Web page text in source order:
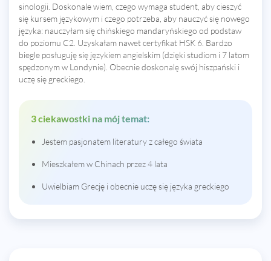
sinologii. Doskonale wiem, czego wymaga student, aby cieszyć
się kursem językowym i czego potrzeba, aby nauczyć się nowego
języka: nauczyłam się chińskiego mandaryńskiego od podstaw
do poziomu C2. Uzyskałam nawet certyfikat HSK 6. Bardzo
biegle posługuję się językiem angielskim (dzięki studiom i 7 latom
spędzonym w Londynie). Obecnie doskonalę swój hiszpański i
uczę się greckiego.
3 ciekawostki na mój temat:
Jestem pasjonatem literatury z całego świata
Mieszkałem w Chinach przez 4 lata
Uwielbiam Grecję i obecnie uczę się języka greckiego